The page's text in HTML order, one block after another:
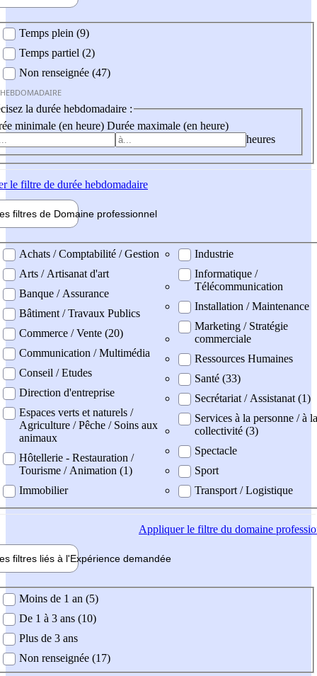
Temps plein (9)
Temps partiel (2)
Non renseignée (47)
la durée hebdomadaire :
minimale (en heure) Durée maximale (en heure)
heures
le filtre de durée hebdomadaire
filtres de Domaine professionnel
professionel
Achats / Comptabilité / Gestion
Arts / Artisanat d'art
Banque / Assurance
Bâtiment / Travaux Publics
Commerce / Vente (20)
Communication / Multimédia
Conseil / Etudes
Direction d'entreprise
Espaces verts et naturels /
Agriculture / Pêche / Soins aux
animaux
Hôtellerie - Restauration /
Tourisme / Animation (1)
Immobilier
Industrie
Informatique /
Télécommunication
Installation / Maintenance
Marketing / Stratégie
commerciale
Ressources Humaines
Santé (33)
Secrétariat / Assistanat (1)
Services à la personne / à la
collectivité (3)
Spectacle
Sport
Transport / Logistique
Appliquerle filtre du domaine
filtres liés à l'Expérience demandée
demandée
Moins de 1 an (5)
De 1 à 3 ans (10)
Plus de 3 ans
Non renseignée (17)